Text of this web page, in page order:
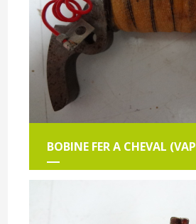
BOBINE FER A CHEVAL (VAP